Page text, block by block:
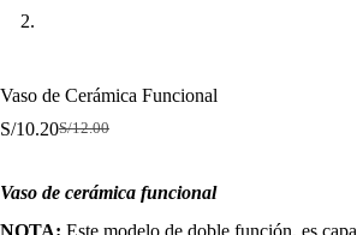
Vaso de Cerámica Funcional
S/12.00
El
original
era:
S/12.00.
S/10.20El
actual
es:
S/10.20.
Vaso de cerámica funcional